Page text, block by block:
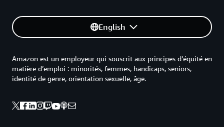
English
Amazon est un employeur qui souscrit aux principes d’équité en
matière d’emploi : minorités, femmes, handicaps, seniors,
identité de genre, orientation sexuelle, âge.